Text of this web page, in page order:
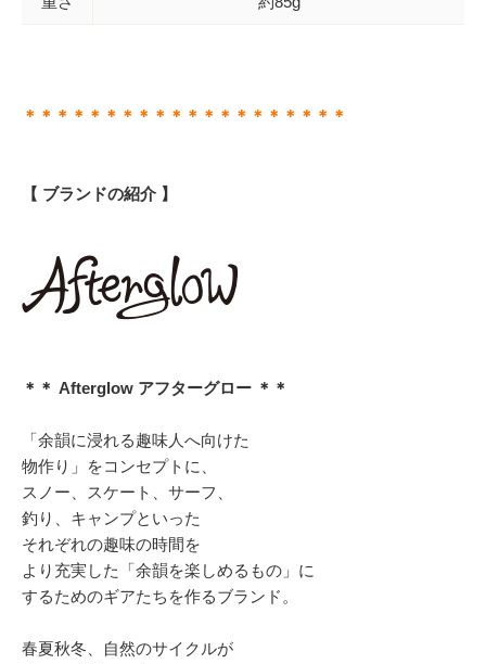
＊＊＊＊＊＊＊＊＊＊＊＊＊＊＊＊＊＊＊＊
【 ブランドの紹介 】
＊＊ Afterglow アフターグロー ＊＊
「余韻に浸れる趣味人へ向けた
物作り」をコンセプトに、
スノー、スケート、サーフ、
釣り、キャンプといった
それぞれの趣味の時間を
より充実した「余韻を楽しめるもの」に
するためのギアたちを作るブランド。
春夏秋冬、自然のサイクルが